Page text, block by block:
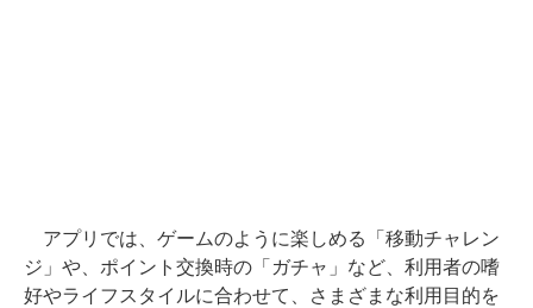
アプリでは、ゲームのように楽しめる「移動チャレン
ジ」や、ポイント交換時の「ガチャ」など、利用者の嗜
好やライフスタイルに合わせて、さまざまな利用目的を